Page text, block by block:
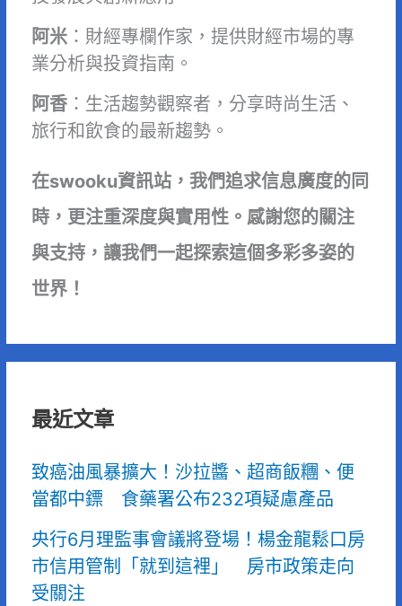
阿米：財經專欄作家，提供財經市場的專
業分析與投資指南。
阿香：生活趨勢觀察者，分享時尚生活、
旅行和飲食的最新趨勢。
在swooku資訊站，我們追求信息廣度的同
時，更注重深度與實用性。感謝您的關注
與支持，讓我們一起探索這個多彩多姿的
世界！
最近文章
致癌油風暴擴大！沙拉醬、超商飯糰、便
當都中鏢 食藥署公布232項疑慮產品
央行6月理監事會議將登場！楊金龍鬆口房
市信用管制「就到這裡」 房市政策走向
受關注